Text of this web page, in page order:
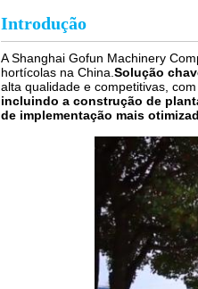
Introdução
A Shanghai Gofun Machinery
hortícolas na China. Solução
alta qualidade e competitivas,
incluindo a construção de
de implementação mais